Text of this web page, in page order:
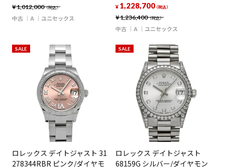
¥1,012,000（税込）
中古 A ユニセックス ¥1,236,400（税込）
¥ 1,228,700（税込）
中古 A ユニセックス
SALE
ロレックス デイトジャスト 31
278344RBR ピンク/ダイヤモ
SALE
ロレックス デイトジャスト
68159G シルバー/ダイヤモン